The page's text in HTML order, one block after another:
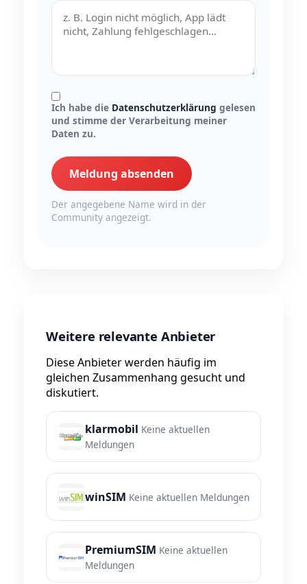
Ich habe die Datenschutzerklärung gelesen
und stimme der Verarbeitung meiner
Daten zu.
Meldung absenden
Der angegebene Name wird in der
Community angezeigt.
Weitere relevante Anbieter
Diese Anbieter werden häufig im
gleichen Zusammenhang gesucht und
diskutiert.
klarmobil Keine aktuellen
Meldungen
winSIM Keine aktuellen Meldungen
PremiumSIM Keine aktuellen
Meldungen